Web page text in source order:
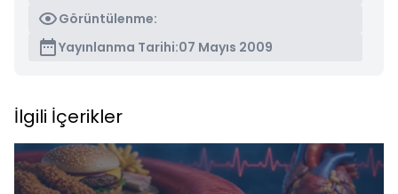
Görüntülenme:
Yayınlanma Tarihi:07 Mayıs 2009
İlgili İçerikler